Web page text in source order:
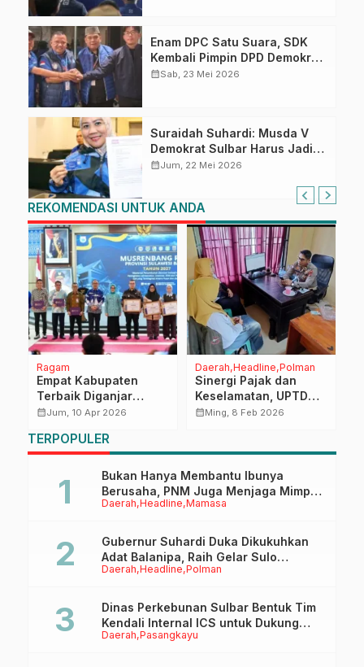
Enam DPC Satu Suara, SDK
Kembali Pimpin DPD Demokrat
Sulbar
calendar_monthSab, 23 Mei 2026
Suraidah Suhardi: Musda V
Demokrat Sulbar Harus Jadi
Momentum Rawat
calendar_monthJum, 22 Mei 2026
REKOMENDASI UNTUK ANDA
Ragam
Empat Kabupaten
Terbaik Diganjar
Penghargaan di
2027
calendar_monthJum, 10 Apr 2026
Daerah Headline Polman
Sinergi Pajak dan
Keselamatan, UPTD
Pajak Polman Bapenda
calendar_monthMing, 8 Feb 2026
TERPOPULER
Daerah Headline Mamasa
Bukan Hanya Membantu Ibunya
Berusaha, PNM Juga Menjaga Mimpi
Anaknya Untuk Menggapai Cita-Cita
Daerah Headline Polman
Gubernur Suhardi Duka Dikukuhkan
Adat Balanipa, Raih Gelar Sulo
Tappidena
Daerah Pasangkayu
Dinas Perkebunan Sulbar Bentuk Tim
Kendali Internal ICS untuk Dukung
Sertifikasi ISPO Pekebun di